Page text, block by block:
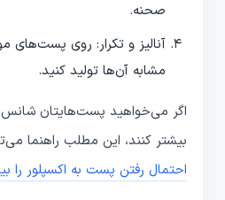
صحنه.
آنالیز و تکرار: روی پست‌های
مشابه آن‌ها تولید کنید.
اگر می‌خواهید پست‌هایتان شانس
بیشتر کنند، این مطلب راهنما
احتمال رفتن پست به اکسپلور را